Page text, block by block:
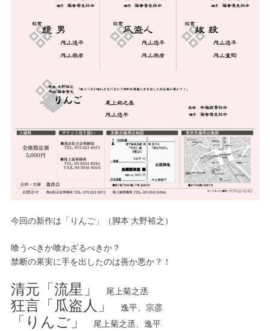
今回の新作は「りんご」（脚本 大野裕之）
喰うべきか喰わざるべきか？
禁断の果実に手を出したのは善か悪か？！
清元「流星」 尾上菊之丞
狂言「瓜盗人」 逸平、宗彦
「りんご」 尾上菊之丞、逸平